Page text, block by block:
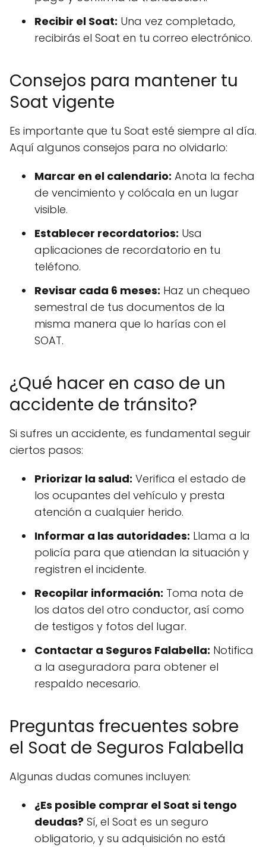
Recibir el Soat: Una vez completado,
recibirás el Soat en tu correo electrónico.
Consejos para mantener tu
Soat vigente
Es importante que tu Soat esté siempre al día.
Aquí algunos consejos para no olvidarlo:
Marcar en el calendario: Anota la fecha
de vencimiento y colócala en un lugar
visible.
Establecer recordatorios: Usa
aplicaciones de recordatorio en tu
teléfono.
Revisar cada 6 meses: Haz un chequeo
semestral de tus documentos de la
misma manera que lo harías con el
SOAT.
¿Qué hacer en caso de un
accidente de tránsito?
Si sufres un accidente, es fundamental seguir
ciertos pasos:
Priorizar la salud: Verifica el estado de
los ocupantes del vehículo y presta
atención a cualquier herido.
Informar a las autoridades: Llama a la
policía para que atiendan la situación y
registren el incidente.
Recopilar información: Toma nota de
los datos del otro conductor, así como
de testigos y fotos del lugar.
Contactar a Seguros Falabella: Notifica
a la aseguradora para obtener el
respaldo necesario.
Preguntas frecuentes sobre
el Soat de Seguros Falabella
Algunas dudas comunes incluyen:
¿Es posible comprar el Soat si tengo
deudas? Sí, el Soat es un seguro
obligatorio, y su adquisición no está